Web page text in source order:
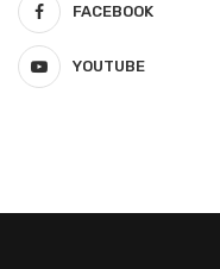
FACEBOOK
YOUTUBE